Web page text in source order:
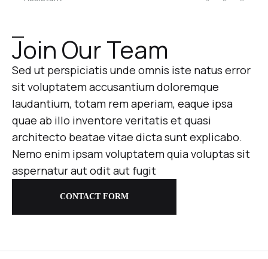
Join Our Team
Sed ut perspiciatis unde omnis iste natus error
sit voluptatem accusantium doloremque
laudantium, totam rem aperiam, eaque ipsa
quae ab illo inventore veritatis et quasi
architecto beatae vitae dicta sunt explicabo.
Nemo enim ipsam voluptatem quia voluptas sit
aspernatur aut odit aut fugit
CONTACT FORM